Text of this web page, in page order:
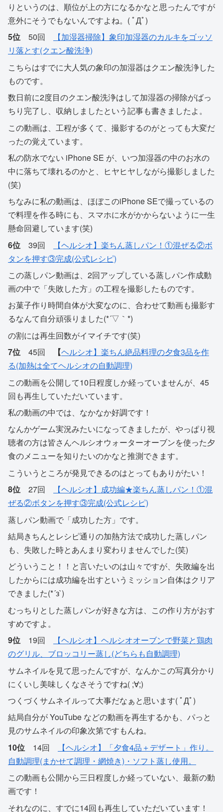
りというのは、順位が上の方になるかなと思ったんですが
意外にそうでもないんですよね。( ﾟДﾟ)
5位 50回
【加湿器掃除】象印加湿器のカルキをゴッソ
リ落とす(クエン酸洗浄)
こちらはすでに大人気の象印の加湿器はクエン酸洗浄した
ものです。
数日前に2度目のクエン酸洗浄はして加湿器の掃除がばっ
ちり完了し、収納しましたという記事も書きましたよ。
この動画は、工程が多くて、撮影するのがとっても大変だ
ったの覚えています。
私の防水でない iPhone SE が、いつ加湿器の中のお水の
中に落ちて壊れるのかと、ヒヤヒヤしながら撮影しました
(笑)
ちなみに私の動画は、ほぼこのiPhone SEで撮っているの
で料理を作る時にも、スマホに水がかからないように一生
懸命回避しています(笑)
6位 39回
【ヘルシオ】楽ちん蒸しパン！①混ぜる②ボ
タンを押す③完成(公式レシピ)
この蒸しパン動画は、2回アップしている蒸しパン作成動
画の中で「失敗した方」の工程を撮影したものです。
お菓子作り時間自体が大変なのに、合わせて動画も撮影す
るなんて自分頑張りました(*´▽｀*)
の割には再生回数がイマイチです(笑)
7位 45回 【ヘルシオ】楽ちん絶品料理の夕食3品を作
る(加熱は全てヘルシオの自動調理)
この動画を公開して10日程度しか経っていませんが、45
回も再生していただいています。
私の動画の中では、なかなか好調です！
なんかゲーム実況みたいになってきましたが、やっぱり視
聴者の方は皆さんヘルシオウォーターオーブンを使った夕
食のメニューを知りたいのかなと推測できます。
こういうところが発見できるのはとってもありがたい！
8位 27回
【ヘルシオ】成功編★楽ちん蒸しパン！①混
ぜる②ボタンを押す③完成(公式レシピ)
蒸しパン動画で「成功した方」です。
結局きちんとレシピ通りの加熱方法で成功した蒸しパン
も、失敗した時とあんまり変わりませんでした(笑)
どういうこと！！と言いたいのは山々ですが、失敗編を出
したからには成功編を出すというミッション自体はクリア
できました(*´з`)
むっちりとした蒸しパンが好きな方は、この作り方がおす
すめですよ。
9位 19回
【ヘルシオ】ヘルシオオーブンで野菜と鶏肉
のグリル、ブロッコリー蒸し(どちらも自動調理)
サムネイルを見て思ったんですが、なんかこの写真分かり
にくいし美味しくなさそうですね( ;∀;)
つくづくサムネイルって大事だなぁと思います( ﾟДﾟ)
結局自分が YouTube などの動画を再生するかも、パっと
見のサムネイルの印象次第ですもんね。
10位 14回
【ヘルシオ】「夕食4品＋デザート」作り。
自動調理(まかせて調理・網焼き)・ソフト蒸し使用。
この動画も公開から三日程度しか経っていない、最新の動
画です！
それなのに、すでに14回も再生していただいています！